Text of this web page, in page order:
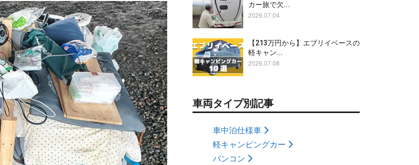
カー旅で欠...
2026.07.04
【213万円から】エブリイベースの
軽キャン...
2026.07.08
車両タイプ別記事
車中泊仕様車
軽キャンピングカー
バンコン